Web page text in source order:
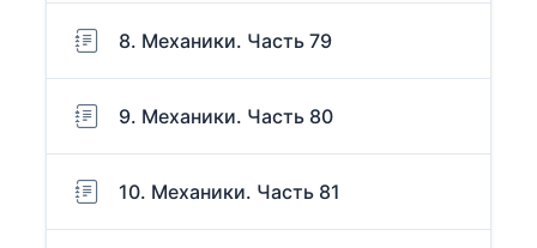
8. Механики. Часть 79
9. Механики. Часть 80
10. Механики. Часть 81